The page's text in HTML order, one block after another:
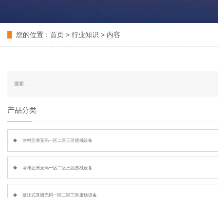
您的位置： 首页 > 行业知识 > 内容
产品分类
涂料亚洲无码一区二区三区蜜桃设备
墙咔亚洲无码一区二区三区蜜桃设备
壁挂式亚洲无码一区二区三区蜜桃设备